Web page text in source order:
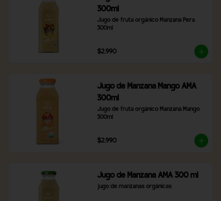
300ml
Jugo de fruta orgánico Manzana Pera
300ml
$2.990
Jugo de Manzana Mango AMA
300ml
Jugo de fruta orgánico Manzana Mango
300ml
$2.990
Jugo de Manzana AMA 300 ml
jugo de manzanas orgánicas